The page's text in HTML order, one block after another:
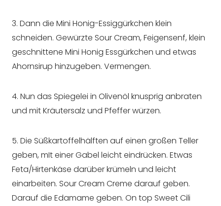
3. Dann die Mini Honig-Essiggürkchen klein
schneiden. Gewürzte Sour Cream, Feigensenf, klein
geschnittene Mini Honig Essgürkchen und etwas
Ahornsirup hinzugeben. Vermengen.
4. Nun das Spiegelei in Olivenöl knusprig anbraten
und mit Kräutersalz und Pfeffer würzen.
5. Die Süßkartoffelhälften auf einen großen Teller
geben, mIt einer Gabel leicht eindrücken. Etwas
Feta/Hirtenkäse darüber krümeln und leicht
einarbeiten. Sour Cream Creme darauf geben.
Darauf die Edamame geben. On top Sweet Cili